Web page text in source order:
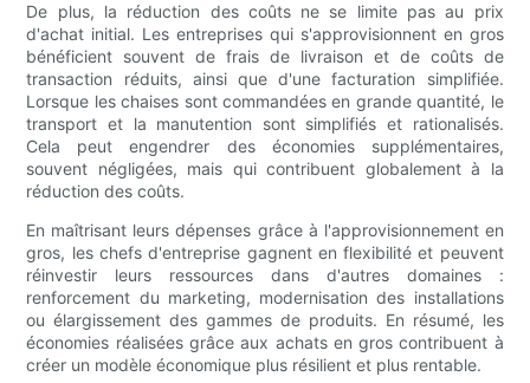
De plus, la réduction des coûts ne se limite pas au prix
d'achat initial. Les entreprises qui s'approvisionnent en gros
bénéficient souvent de frais de livraison et de coûts de
transaction réduits, ainsi que d'une facturation simplifiée.
Lorsque les chaises sont commandées en grande quantité, le
transport et la manutention sont simplifiés et rationalisés.
Cela peut engendrer des économies supplémentaires,
souvent négligées, mais qui contribuent globalement à la
réduction des coûts.
En maîtrisant leurs dépenses grâce à l'approvisionnement en
gros, les chefs d'entreprise gagnent en flexibilité et peuvent
réinvestir leurs ressources dans d'autres domaines :
renforcement du marketing, modernisation des installations
ou élargissement des gammes de produits. En résumé, les
économies réalisées grâce aux achats en gros contribuent à
créer un modèle économique plus résilient et plus rentable.